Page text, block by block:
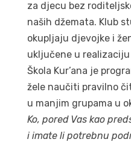
za djecu bez
naših džemata. Klub
okupljaju djevojke i
uključene u
Škola Kur’ana je
žele naučiti pravilno
u manjim grupama u
Ko, pored Vas kao
i imate li potrebnu